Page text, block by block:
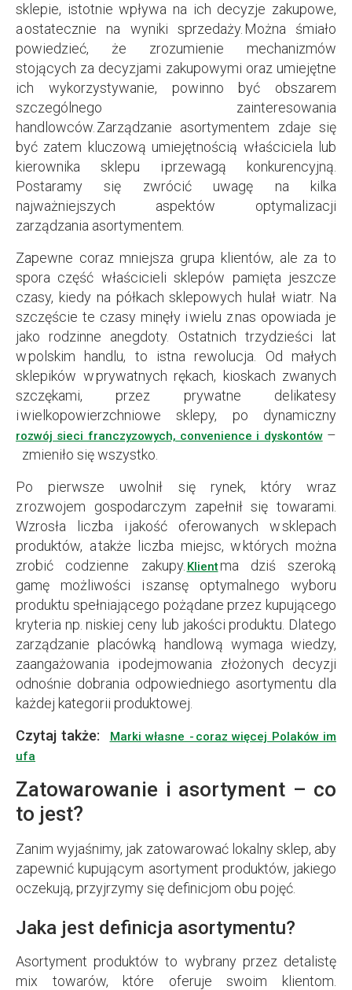
sklepie, istotnie wpływa na ich decyzje zakupowe,
a ostatecznie na wyniki sprzedaży. Można śmiało
powiedzieć, że zrozumienie mechanizmów
stojących za decyzjami zakupowymi oraz umiejętne
ich wykorzystywanie, powinno być obszarem
szczególnego zainteresowania
handlowców. Zarządzanie asortymentem zdaje się
być zatem kluczową umiejętnością właściciela lub
kierownika sklepu i przewagą konkurencyjną.
Postaramy się zwrócić uwagę na kilka
najważniejszych aspektów optymalizacji
zarządzania asortymentem.
Zapewne coraz mniejsza grupa klientów, ale za to
spora część właścicieli sklepów pamięta jeszcze
czasy, kiedy na półkach sklepowych hulał wiatr. Na
szczęście te czasy minęły i wielu z nas opowiada je
jako rodzinne anegdoty. Ostatnich trzydzieści lat
w polskim handlu, to istna rewolucja. Od małych
sklepików w prywatnych rękach, kioskach zwanych
szczękami, przez prywatne delikatesy
i wielkopowierzchniowe sklepy, po dynamiczny
rozwój sieci franczyzowych, convenience i dyskontów–
zmieniło się wszystko.
Po pierwsze uwolnił się rynek, który wraz
z rozwojem gospodarczym zapełnił się towarami.
Wzrosła liczba i jakość oferowanych w sklepach
produktów, a także liczba miejsc, w których można
zrobić codzienne zakupy. Klientma dziś szeroką
gamę możliwości i szansę optymalnego wyboru
produktu spełniającego pożądane przez kupującego
kryteria np. niskiej ceny lub jakości produktu. Dlatego
zarządzanie placówką handlową wymaga wiedzy,
zaangażowania i podejmowania złożonych decyzji
odnośnie dobrania odpowiedniego asortymentu dla
każdej kategorii produktowej.
Czytaj także:
Marki własne - coraz więcej Polaków im
ufa
Zatowarowanie i asortyment – co
to jest?
Zanim wyjaśnimy, jak zatowarować lokalny sklep, aby
zapewnić kupującym asortyment produktów, jakiego
oczekują, przyjrzymy się definicjom obu pojęć.
Jaka jest definicja asortymentu?
Asortyment produktów to wybrany przez detalistę
mix towarów, które oferuje swoim klientom.